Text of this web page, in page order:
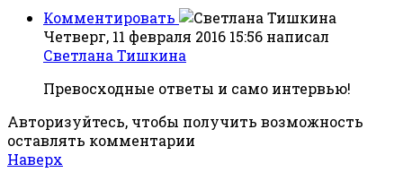
Комментировать
Четверг, 11 февраля 2016 15:56 написал
Светлана Тишкина
Превосходные ответы и само интервью!
Авторизуйтесь, чтобы получить возможность
оставлять комментарии
Наверх